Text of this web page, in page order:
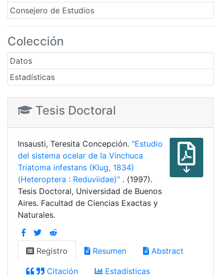
Consejero de Estudios
Colección
Datos
Estadísticas
Tesis Doctoral
Insausti, Teresita Concepción. "Estudio
del sistema ocelar de la Vinchuca
Triatoma infestans (Klug, 1834)
(Heteroptera : Reduviidae)" . (1997).
Tesis Doctoral, Universidad de Buenos
Aires. Facultad de Ciencias Exactas y
Naturales.
Registro Resumen Abstract
Citación Estadísticas